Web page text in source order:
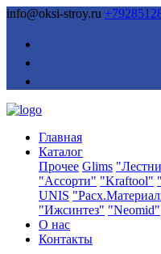
info@oksi-stroy.ru
Главная
Каталог
Прочее Glims
"Ассорти" "Kraftool"
UNIS
"Ижсинтез" "Neomid"
О нас
Контакты